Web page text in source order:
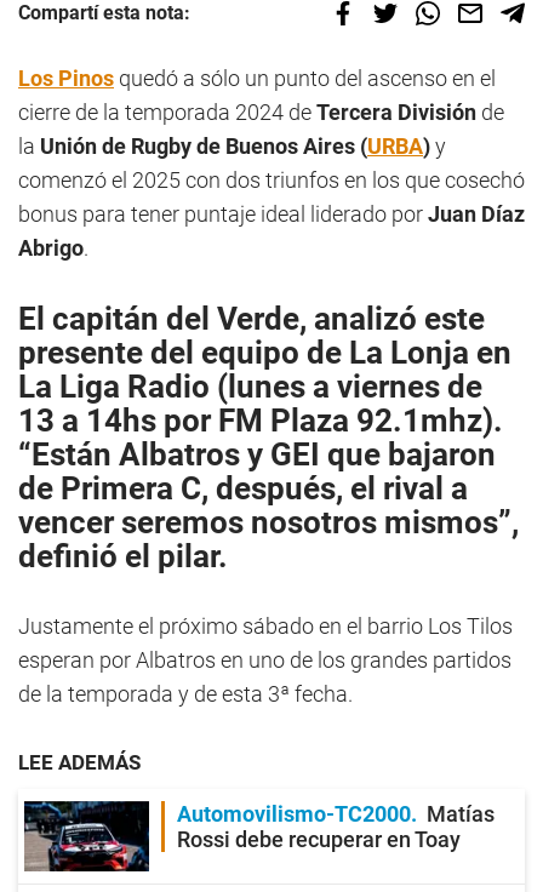
Compartí esta nota:
Los Pinos quedó a sólo un punto del ascenso en el
cierre de la temporada 2024 deTercera División de
la Unión de Rugby de Buenos Aires (URBA)y
comenzó el 2025 con dos triunfos en los que cosechó
bonus para tener puntaje ideal liderado porJuan Díaz
Abrigo.
El capitán del Verde, analizó este
presente del equipo de La Lonja en
La Liga Radio (lunes a viernes de
13 a 14hs por FM Plaza 92.1mhz).
“Están Albatros y GEI que bajaron
de Primera C, después, el rival a
vencer seremos nosotros mismos”,
definió el pilar.
Justamente el próximo sábado en el barrio Los Tilos
esperan por Albatros en uno de los grandes partidos
de la temporada y de esta 3ª fecha.
LEE ADEMÁS
Automovilismo-TC2000
Matías
Rossi debe recuperar en Toay